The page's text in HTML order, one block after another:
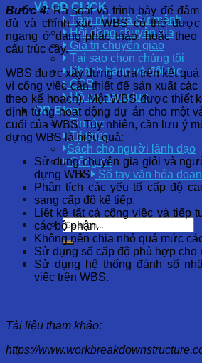
Về OD CLICK
Tầm nhìn và Sứ mệnh
Hội đồng chuyên gia
Giá trị chuyển giao
Tại sao chọn chúng tôi
Khách hàng và đối tác
CSR
Hồ sơ năng lực
OD Blog
Tin tức
Tri thức
Sách cho người lãnh đạo
Công cụ
Sổ tay văn hóa
Bước 4: Rà soát và trình bày để
đủ và chính xác. WBS có thể
ngang ở dạng phác thảo, hoặc
cấu trúc cây.
WBS được xây dựng dựa trên kết
vì công việc cần thiết để sản xuất các
theo kế hoạch). Một WBS được thiết
định từng hoạt động dự án cho một
cuối của WBS. Tuy nhiên, cần lưu ý
dựng WBS là hiệu quả:
Sử dụng chuyên gia giỏi và
dựng WBS.
Phân tích các yếu tố cấp độ
sang cấp độ kế tiếp.
Liệt kê tất cả công việc và tiếp
các bộ phận.
Không nên chia nhỏ quá mức
Sử dụng số cấp độ phù hợp cho
Sử dụng hệ thống đánh số
việc trên WBS.
Tài liệu tham khảo:
https://